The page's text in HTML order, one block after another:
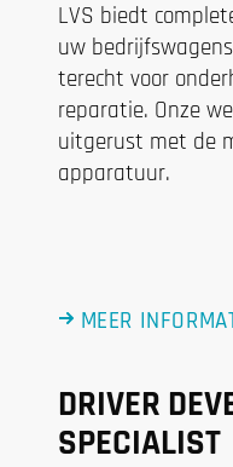
LVS biedt
uw
terecht voor
reparatie. Onze
uitgerust met de
apparatuur.
MEER
DRIVER
SPECIALIST